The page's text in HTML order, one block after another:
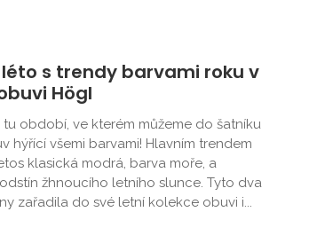
s trendy barvami roku v
Högl
tu období, ve kterém můžeme do šatníku
hýřící všemi barvami! Hlavním trendem
klasická modrá, barva moře, a
žhnoucího letního slunce. Tyto dva
zařadila do své letní kolekce obuvi i...